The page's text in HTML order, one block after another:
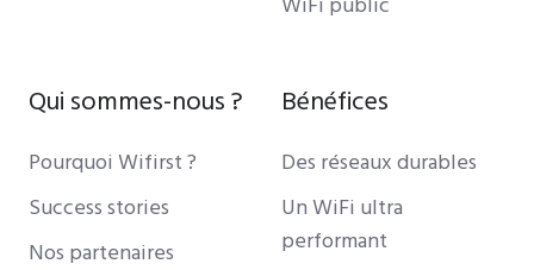
Qui sommes-nous ?
Pourquoi Wifirst ?
Success stories
Nos partenaires
Bénéfices
Des réseaux durables
Un WiFi ultra
performant